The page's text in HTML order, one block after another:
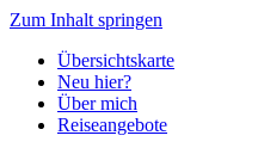
Zum Inhalt springen
Übersichtskarte
Neu hier?
Über mich
Reiseangebote